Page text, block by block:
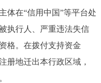
体在“信用中国”等平台处
执行人、严重违法失信
格。在拨付支持资金
册地迁出本行政区域，